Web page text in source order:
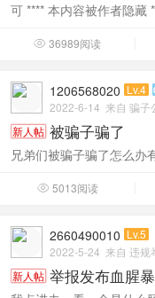
可 **** 本内容被作者隐藏
 36989阅读
1206568020 Lv.4
2022-6-14 来自 骗子
新人帖 被骗子骗了
兄弟们被骗子骗了怎么办
 5013阅读
2660490010 Lv.5
2022-5-24 来自 违规
新人帖 举报发布血腥